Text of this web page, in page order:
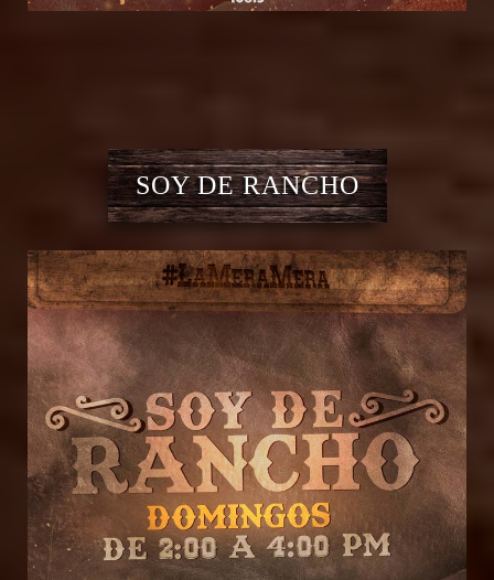
SOY DE RANCHO